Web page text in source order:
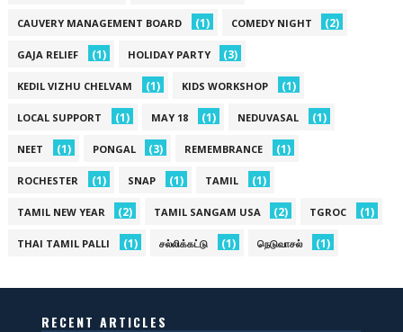
CAUVERY MANAGEMENT BOARD (1) COMEDY NIGHT (2)
GAJA RELIEF (1) HOLIDAY PARTY (3)
KEDIL VIZHU CHELVAM (1) KIDS WORKSHOP (1)
LOCAL SUPPORT (1) MAY 18 (1) NEDUVASAL (1)
NEET (1) PONGAL (3) REMEMBRANCE (1)
ROCHESTER (1) SNAP (1) TAMIL (1)
TAMIL NEW YEAR (2) TAMIL SANGAM USA (2) TGROC (1)
THAI TAMIL PALLI (1) சல்லிக்கட்டு (1) நெடுவாசல் (1)
RECENT ARTICLES